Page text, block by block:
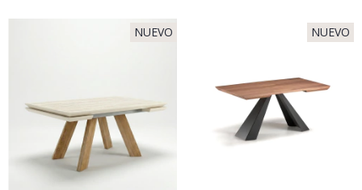
NUEVO NUEVO